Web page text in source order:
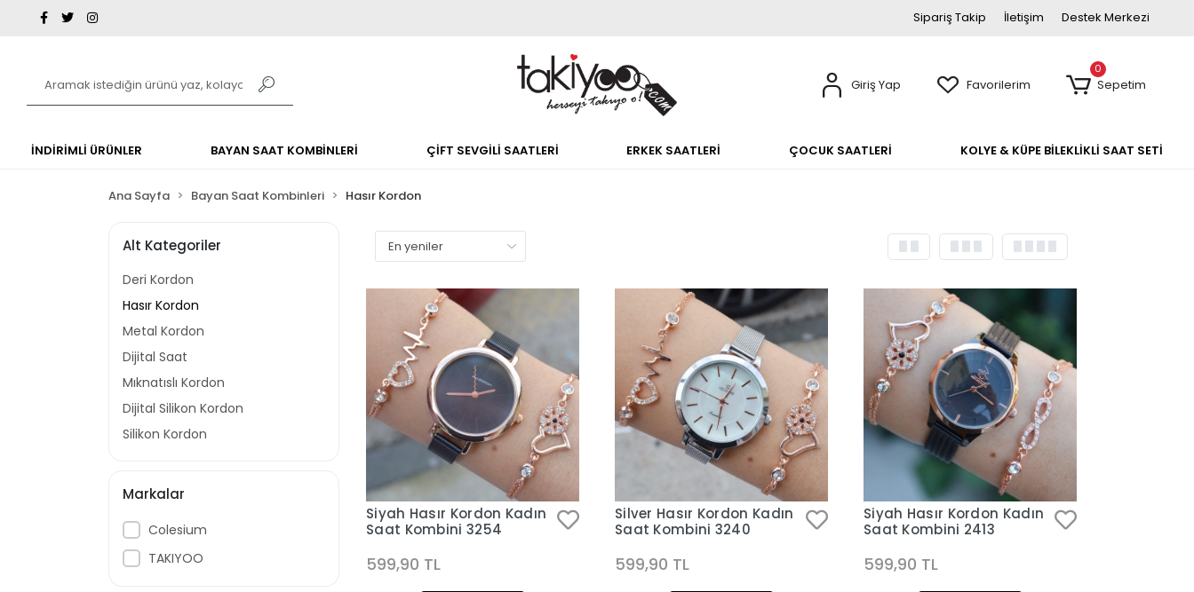
Sipariş Takip İletişim Destek Merkezi
Giriş Yap Favorilerim
0
Sepetim
İNDİRİMLİ ÜRÜNLER BAYAN SAAT KOMBİNLERİ ÇİFT SEVGİLİ SAATLERİ ERKEK SAATLERİ ÇOCUK SAATLERİ KOLYE & KÜPE BİLEKLİKLİ SAAT SETİ
Ana Sayfa Bayan Saat Kombinleri Hasır Kordon
Alt Kategoriler
Deri Kordon
Hasır Kordon
Metal Kordon
Dijital Saat
Mıknatıslı Kordon
Dijital Silikon Kordon
Silikon Kordon
Markalar
Colesium
TAKIYOO
Siyah Hasır Kordon Kadın
Saat Kombini 3254
599,90 TL
Silver Hasır Kordon Kadın
Saat Kombini 3240
599,90 TL
Siyah Hasır Kordon Kadın
Saat Kombini 2413
599,90 TL